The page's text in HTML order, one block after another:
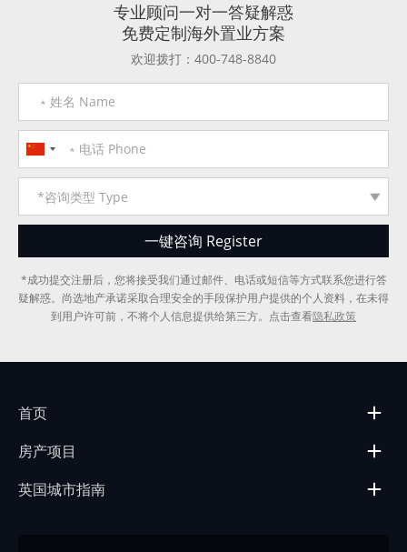
专业顾问一对一答疑解惑
免费定制海外置业方案
欢迎拨打：400-748-8840
*成功提交注册后，您将接受我们通过邮件、电话或短信等方式联系您进行答
疑解惑。尚选地产承诺采取合理安全的手段保护用户提供的个人资料，在未得
到用户许可前，不将个人信息提供给第三方。点击查看隐私政策
首页
房产项目
英国城市指南